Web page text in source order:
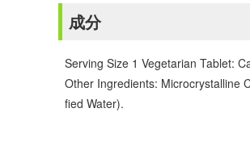
成分
Serving Size 1 Vegetarian Tablet:
Other Ingredients: Microcrystalline
fied Water).